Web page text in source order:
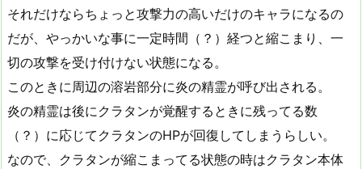
それだけならちょっと攻撃力の高いだけのキャラになるの
だが、やっかいな事に一定時間（？）経つと縮こまり、一
切の攻撃を受け付けない状態になる。
このときに周辺の溶岩部分に炎の精霊が呼び出される。
炎の精霊は後にクラタンが覚醒するときに残ってる数
（？）に応じてクラタンのHPが回復してしまうらしい。
なので、クラタンが縮こまってる状態の時はクラタン本体